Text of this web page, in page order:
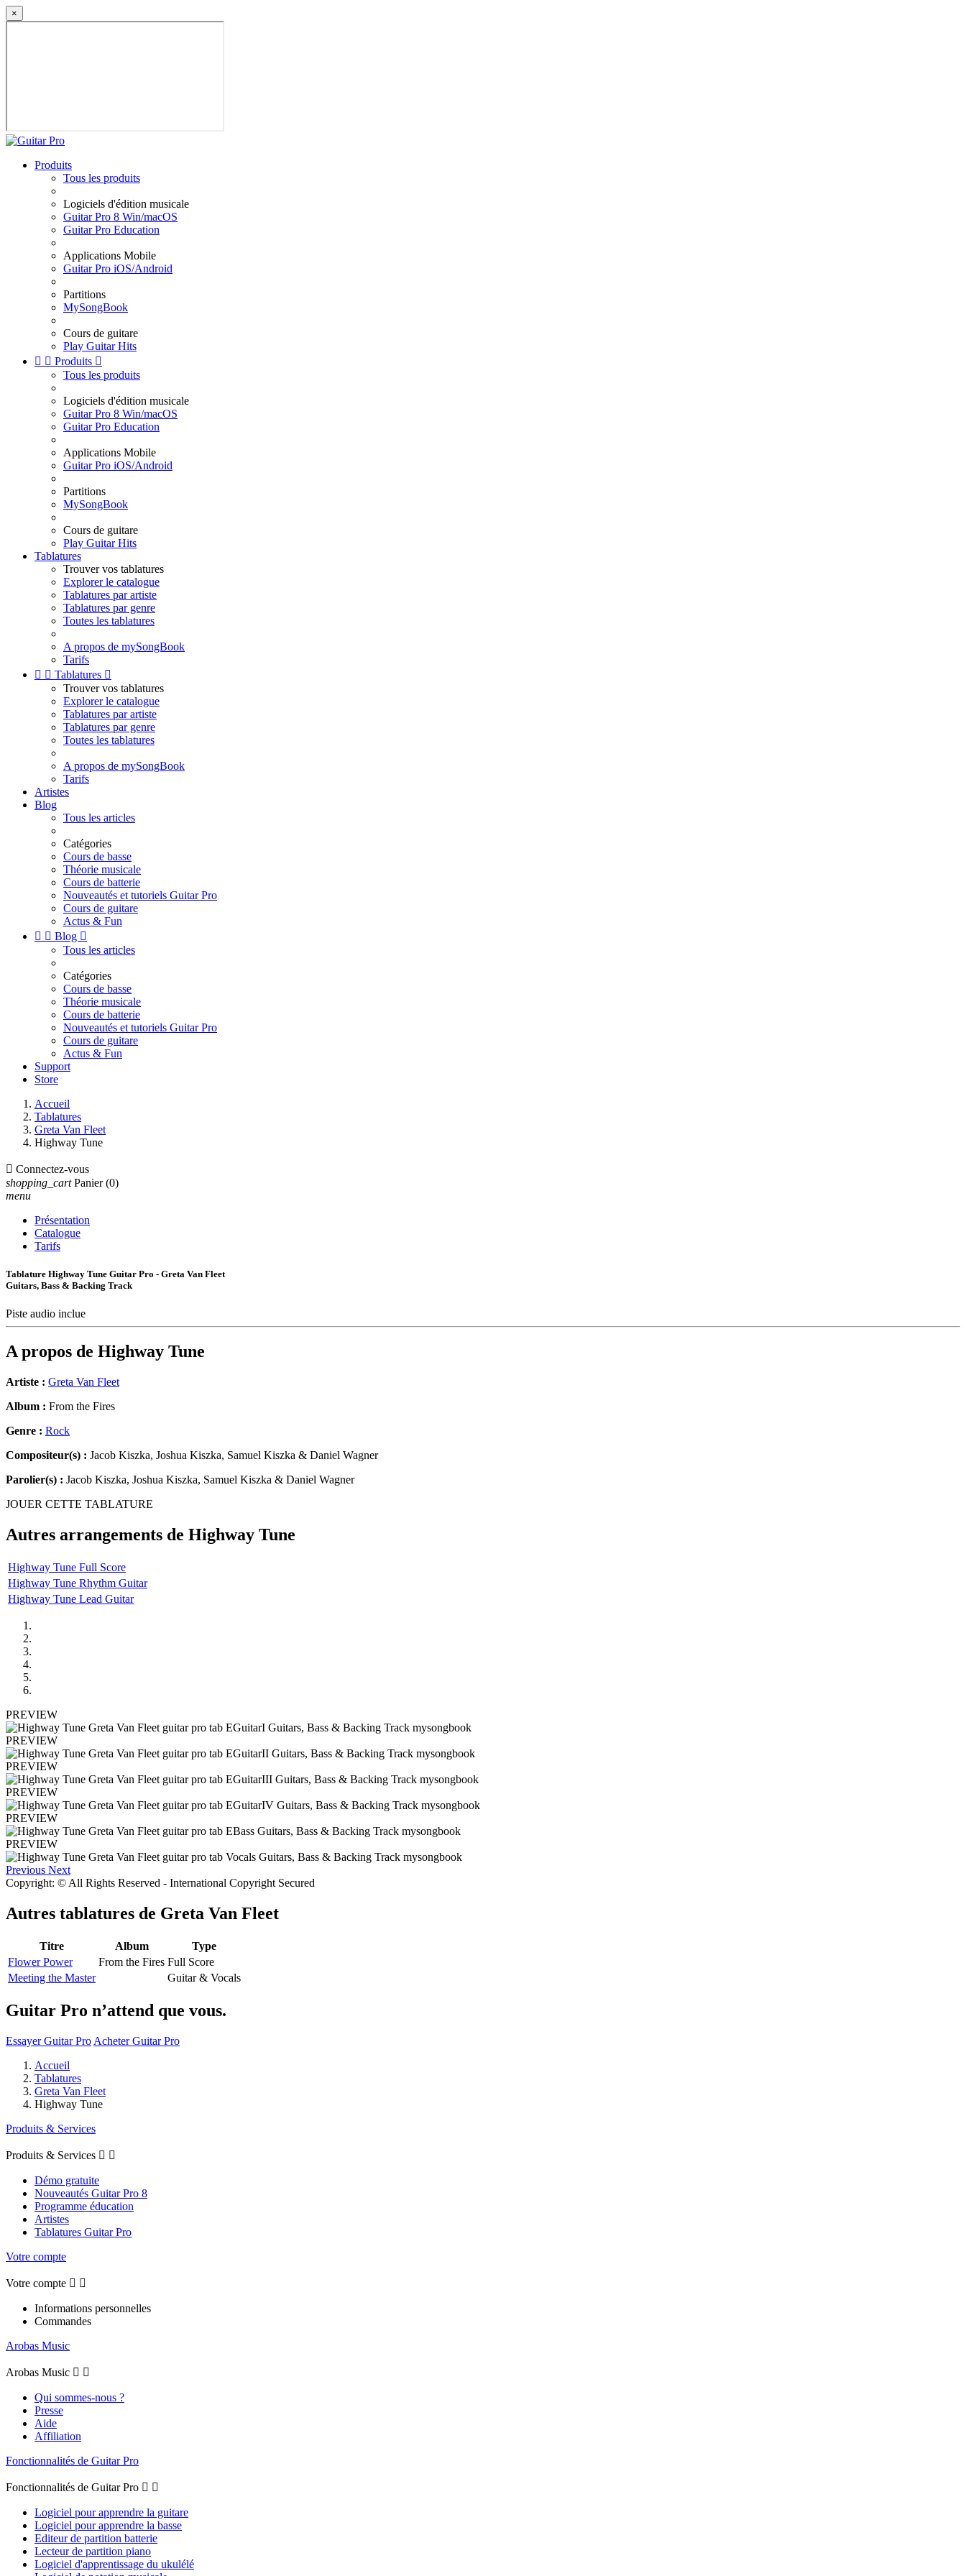
×
Produits
Tous les produits
Logiciels d'édition musicale
Guitar Pro 8 Win/macOS
Guitar Pro Education
Applications Mobile
Guitar Pro iOS/Android
Partitions
MySongBook
Cours de guitare
Play Guitar Hits
  Produits 
Tous les produits
Logiciels d'édition musicale
Guitar Pro 8 Win/macOS
Guitar Pro Education
Applications Mobile
Guitar Pro iOS/Android
Partitions
MySongBook
Cours de guitare
Play Guitar Hits
Tablatures
Trouver vos tablatures
Explorer le catalogue
Tablatures par artiste
Tablatures par genre
Toutes les tablatures
A propos de mySongBook
Tarifs
  Tablatures 
Trouver vos tablatures
Explorer le catalogue
Tablatures par artiste
Tablatures par genre
Toutes les tablatures
A propos de mySongBook
Tarifs
Artistes
Blog
Tous les articles
Catégories
Cours de basse
Théorie musicale
Cours de batterie
Nouveautés et tutoriels Guitar Pro
Cours de guitare
Actus & Fun
  Blog 
Tous les articles
Catégories
Cours de basse
Théorie musicale
Cours de batterie
Nouveautés et tutoriels Guitar Pro
Cours de guitare
Actus & Fun
Support
Store
Accueil
Tablatures
Greta Van Fleet
Highway Tune
 Connectez-vous
shopping_cart Panier (0)
menu
Présentation
Catalogue
Tarifs
Tablature Highway Tune Guitar Pro - Greta Van Fleet
Guitars, Bass & Backing Track
Piste audio inclue
A propos de Highway Tune
Artiste : Greta Van Fleet
Album : From the Fires
Genre : Rock
Compositeur(s) : Jacob Kiszka, Joshua Kiszka, Samuel Kiszka & Daniel Wagner
Parolier(s) : Jacob Kiszka, Joshua Kiszka, Samuel Kiszka & Daniel Wagner
JOUER CETTE TABLATURE
Autres arrangements de Highway Tune
Highway Tune Full Score
Highway Tune Rhythm Guitar
Highway Tune Lead Guitar
PREVIEW
PREVIEW
PREVIEW
PREVIEW
PREVIEW
PREVIEW
Previous Next
Copyright: © All Rights Reserved - International Copyright Secured
Autres tablatures de Greta Van Fleet
Titre Album
Type
Flower Power
From the Fires Full Score
Meeting the Master
Guitar & Vocals
Guitar Pro n’attend que vous.
Essayer Guitar Pro Acheter Guitar Pro
Accueil
Tablatures
Greta Van Fleet
Highway Tune
Produits & Services
Produits & Services  
Démo gratuite
Nouveautés Guitar Pro 8
Programme éducation
Artistes
Tablatures Guitar Pro
Votre compte
Votre compte  
Informations personnelles
Commandes
Arobas Music
Arobas Music  
Qui sommes-nous ?
Presse
Aide
Affiliation
Fonctionnalités de Guitar Pro
Fonctionnalités de Guitar Pro  
Logiciel pour apprendre la guitare
Logiciel pour apprendre la basse
Editeur de partition batterie
Lecteur de partition piano
Logiciel d'apprentissage du ukulélé